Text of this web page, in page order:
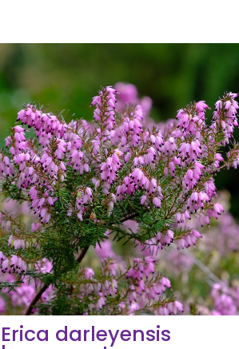
Erica darleyensis